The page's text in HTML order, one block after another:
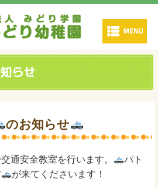
のお知らせ
通安全教室を行います。
パト
が来てくださいます！